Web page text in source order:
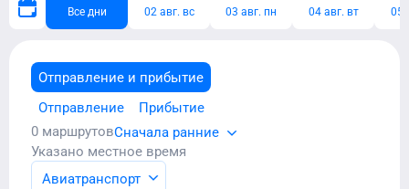
Все дни 02 авг. вс 03 авг. пн 04 авг. вт 05
Отправление и прибытие
Отправление
Прибытие
0 маршрутовСначала ранние
Указано местное время
Авиатранспорт